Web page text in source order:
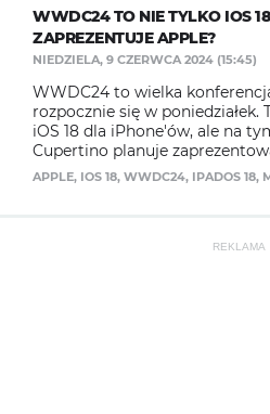
WWDC24 TO NIE TYLKO IOS
ZAPREZENTUJE APPLE?
NIEDZIELA, 9 CZERWCA 2024 (15:45)
WWDC24 to wielka
rozpocznie się w poniedziałek.
iOS 18 dla iPhone'ów, ale na
Cupertino planuje
APPLE, IOS 18, WWDC24, IPADOS 18,
REKLAMA